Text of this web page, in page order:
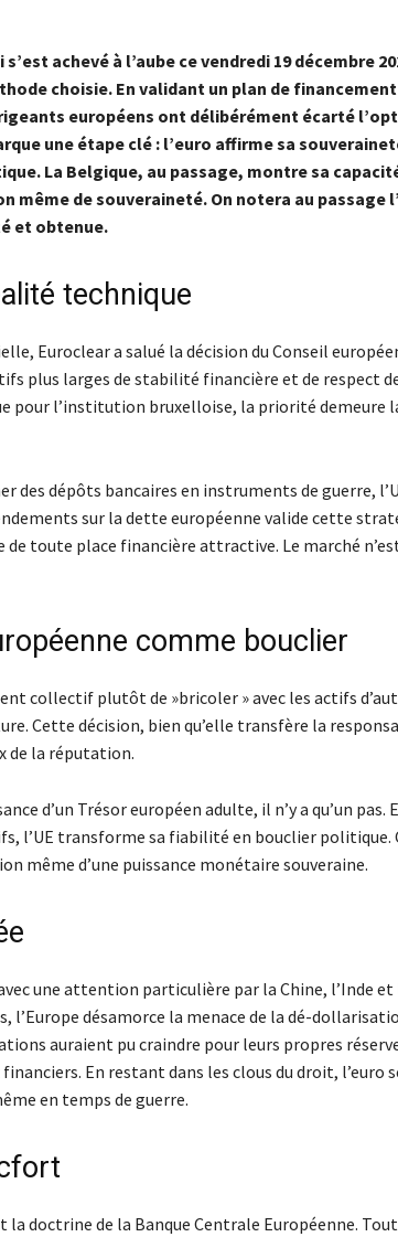
achevé à l’aube ce vendredi 19 décembre
choisie. En validant un plan de
européens ont délibérément écarté
une étape clé : l’euro affirme sa
La Belgique, au passage, montre sa
même de souveraineté. On notera au passage
et obtenue.
technique
Euroclear a salué la décision du Conseil
plus larges de stabilité financière et de respect
pour l’institution bruxelloise, la priorité demeure
des dépôts bancaires en instruments de guerre,
sur la dette européenne valide cette
toute place financière attractive. Le marché
comme bouclier
collectif plutôt de »bricoler » avec les actifs
Cette décision, bien qu’elle transfère la
de la réputation.
d’un Trésor européen adulte, il n’y a qu’un
l’UE transforme sa fiabilité en bouclier politique.
même d’une puissance monétaire souveraine.
une attention particulière par la Chine, l’Inde
désamorce la menace de la dé-
auraient pu craindre pour leurs propres
financiers. En restant dans les clous du droit,
en temps de guerre.
doctrine de la Banque Centrale Européenne.